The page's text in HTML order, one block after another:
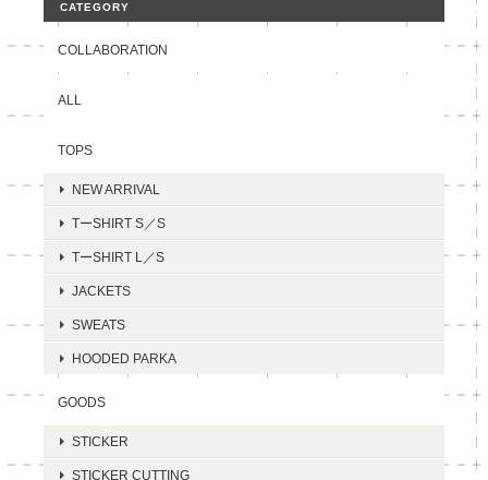
CATEGORY
COLLABORATION
ALL
TOPS
NEW ARRIVAL
TーSHIRT S／S
TーSHIRT L／S
JACKETS
SWEATS
HOODED PARKA
GOODS
STICKER
STICKER CUTTING